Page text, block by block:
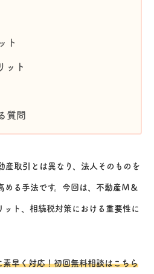
ト
ット
質問
産取引とは異なり、法人そのものを
める手法です。今回は、不動産Ｍ＆
ット、相続税対策における重要性に
早く対応！初回無料相談はこちら